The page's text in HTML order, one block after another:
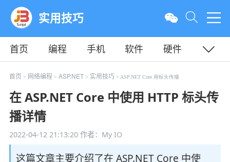
实用技巧
首页 编程 手机 软件
硬件
教程
平面 服务器
首页 > 网络编程 > ASP.NET > 实用技巧 > ASP.NET Core 用标头传播
在 ASP.NET Core 中使用 HTTP 标头传
播详情
2022-04-12 21:13:20作者：My IO
这篇文章主要介绍了在 ASP.NET Core 中使